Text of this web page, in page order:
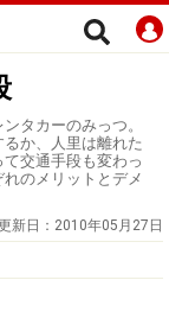
タカーのみっつ。
か、人里は離れた
交通手段も変わっ
のメリットとデメ
新日： 2010年05月27日